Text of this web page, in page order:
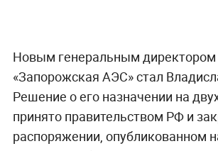
Новым генеральным
«Запорожская АЭС» стал
Решение о его назначении на
принято правительством РФ и
распоряжении, опубликованном